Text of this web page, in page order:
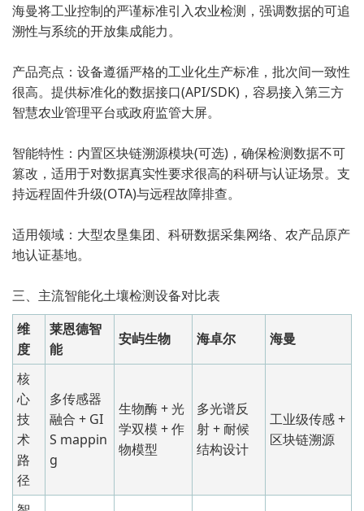
海曼将工业控制的严谨标准引入农业检测，强调数据的可追
溯性与系统的开放集成能力。
产品亮点：设备遵循严格的工业化生产标准，批次间一致性
很高。提供标准化的数据接口(API/SDK)，容易接入第三方
智慧农业管理平台或政府监管大屏。
智能特性：内置区块链溯源模块(可选)，确保检测数据不可
篡改，适用于对数据真实性要求很高的科研与认证场景。支
持远程固件升级(OTA)与远程故障排查。
适用领域：大型农垦集团、科研数据采集网络、农产品原产
地认证基地。
三、主流智能化土壤检测设备对比表
维
度
莱恩德智
能
安屿生物 海卓尔 海曼
核
心
技
术
路
径
多传感器
融合 + GI
S mappin
g
生物酶 + 光
学双模 + 作
物模型
多光谱反
射 + 耐候
结构设计
工业级传感 +
区块链溯源